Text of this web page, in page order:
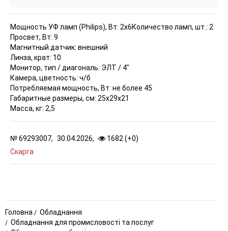
Мощность УФ ламп (Philips), Вт: 2х6Количество ламп, шт.: 2
Просвет, Вт: 9
Магнитный датчик: внешний
Линза, крат: 10
Монитор, тип / диагональ: ЭЛТ / 4"
Камера, цветность: ч/б
Потребляемая мощность, Вт: не более 45
Габаритные размеры, см: 25х29х21
Масса, кг: 2,5
№69293007, 30.04.2026, 1682 (+0)
Скарга
Головна
Обладнання
Обладнання для промисловості та послуг